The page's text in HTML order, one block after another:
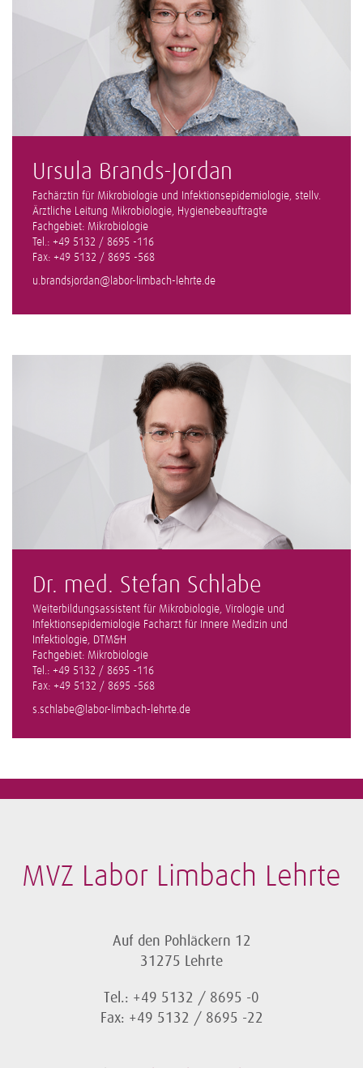
Ursula Brands-Jordan
Fachärztin für Mikrobiologie und Infektionsepidemiologie, stellv.
Ärztliche Leitung Mikrobiologie, Hygienebeauftragte
Fachgebiet: Mikrobiologie
Tel.: +49 5132 / 8695 -116
Fax: +49 5132 / 8695 -568
u.brandsjordan@labor-limbach-lehrte.de
Dr. med. Stefan Schlabe
Weiterbildungsassistent für Mikrobiologie, Virologie und
Infektionsepidemiologie Facharzt für Innere Medizin und
Infektiologie, DTM&H
Fachgebiet: Mikrobiologie
Tel.: +49 5132 / 8695 -116
Fax: +49 5132 / 8695 -568
s.schlabe@labor-limbach-lehrte.de
MVZ Labor Limbach Lehrte
Auf den Pohläckern 12
31275 Lehrte
Tel.: +49 5132 / 8695 -0
Fax: +49 5132 / 8695 -22